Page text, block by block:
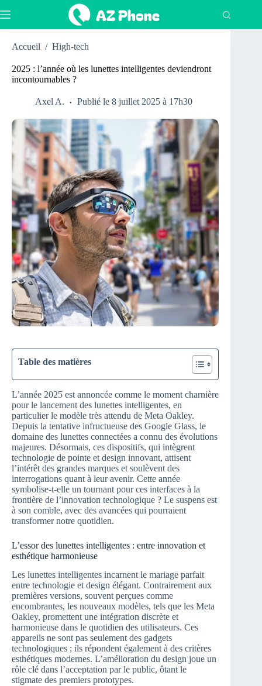
au
Accueil / High-tech
2025 : l’année où les lunettes intelligentes deviendront
incontournables ?
Axel A. Publié le 8 juillet 2025 à 17h30
Table des matières
L’année 2025 est annoncée comme le moment charnière
pour le lancement des lunettes intelligentes, en
particulier le modèle très attendu de Meta Oakley.
Depuis la tentative infructueuse des Google Glass, le
domaine des lunettes connectées a connu des évolutions
majeures. Désormais, ces dispositifs, qui intègrent
technologie de pointe et design innovant, attisent
l’intérêt des grandes marques et soulèvent des
interrogations quant à leur avenir. Cette année
symbolise-t-elle un tournant pour ces interfaces à la
frontière de l’innovation technologique ? Le suspens est
à son comble, avec des avancées qui pourraient
transformer notre quotidien.
L’essor des lunettes intelligentes : entre innovation et
esthétique harmonieuse
Les lunettes intelligentes incarnent le mariage parfait
entre technologie et design élégant. Contrairement aux
premières versions, souvent perçues comme
encombrantes, les nouveaux modèles, tels que les Meta
Oakley, promettent une intégration discrète et
harmonieuse dans le quotidien des utilisateurs. Ces
appareils ne sont pas seulement des gadgets
technologiques ; ils répondent également à des critères
esthétiques modernes. L’amélioration du design joue un
rôle clé dans l’acceptation par le public, ôtant le
stigmate des premiers prototypes.